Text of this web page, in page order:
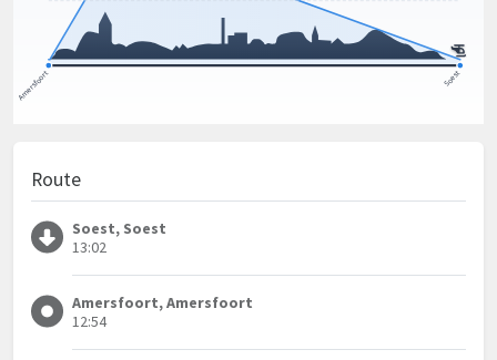
Route
Soest, Soest
13:02
Amersfoort, Amersfoort
12:54